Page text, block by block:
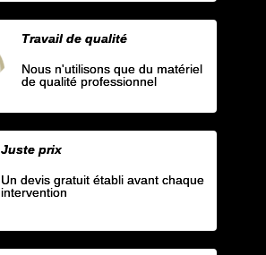
Travail de qualité
Nous n'utilisons que du matériel
de qualité professionnel
Juste prix
Un devis gratuit établi avant chaque
intervention